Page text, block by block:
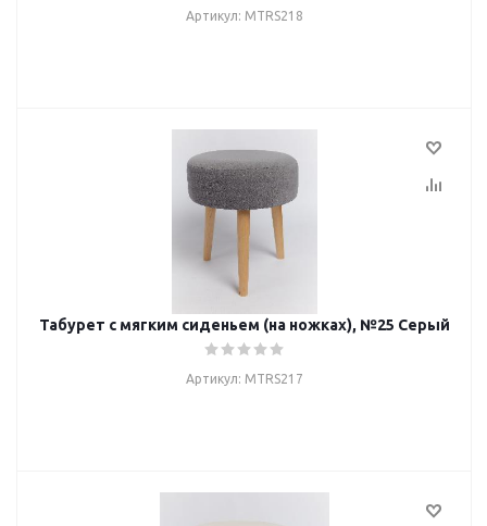
Артикул: MTRS218
Табурет с мягким сиденьем (на ножках), №25 Серый
Артикул: MTRS217